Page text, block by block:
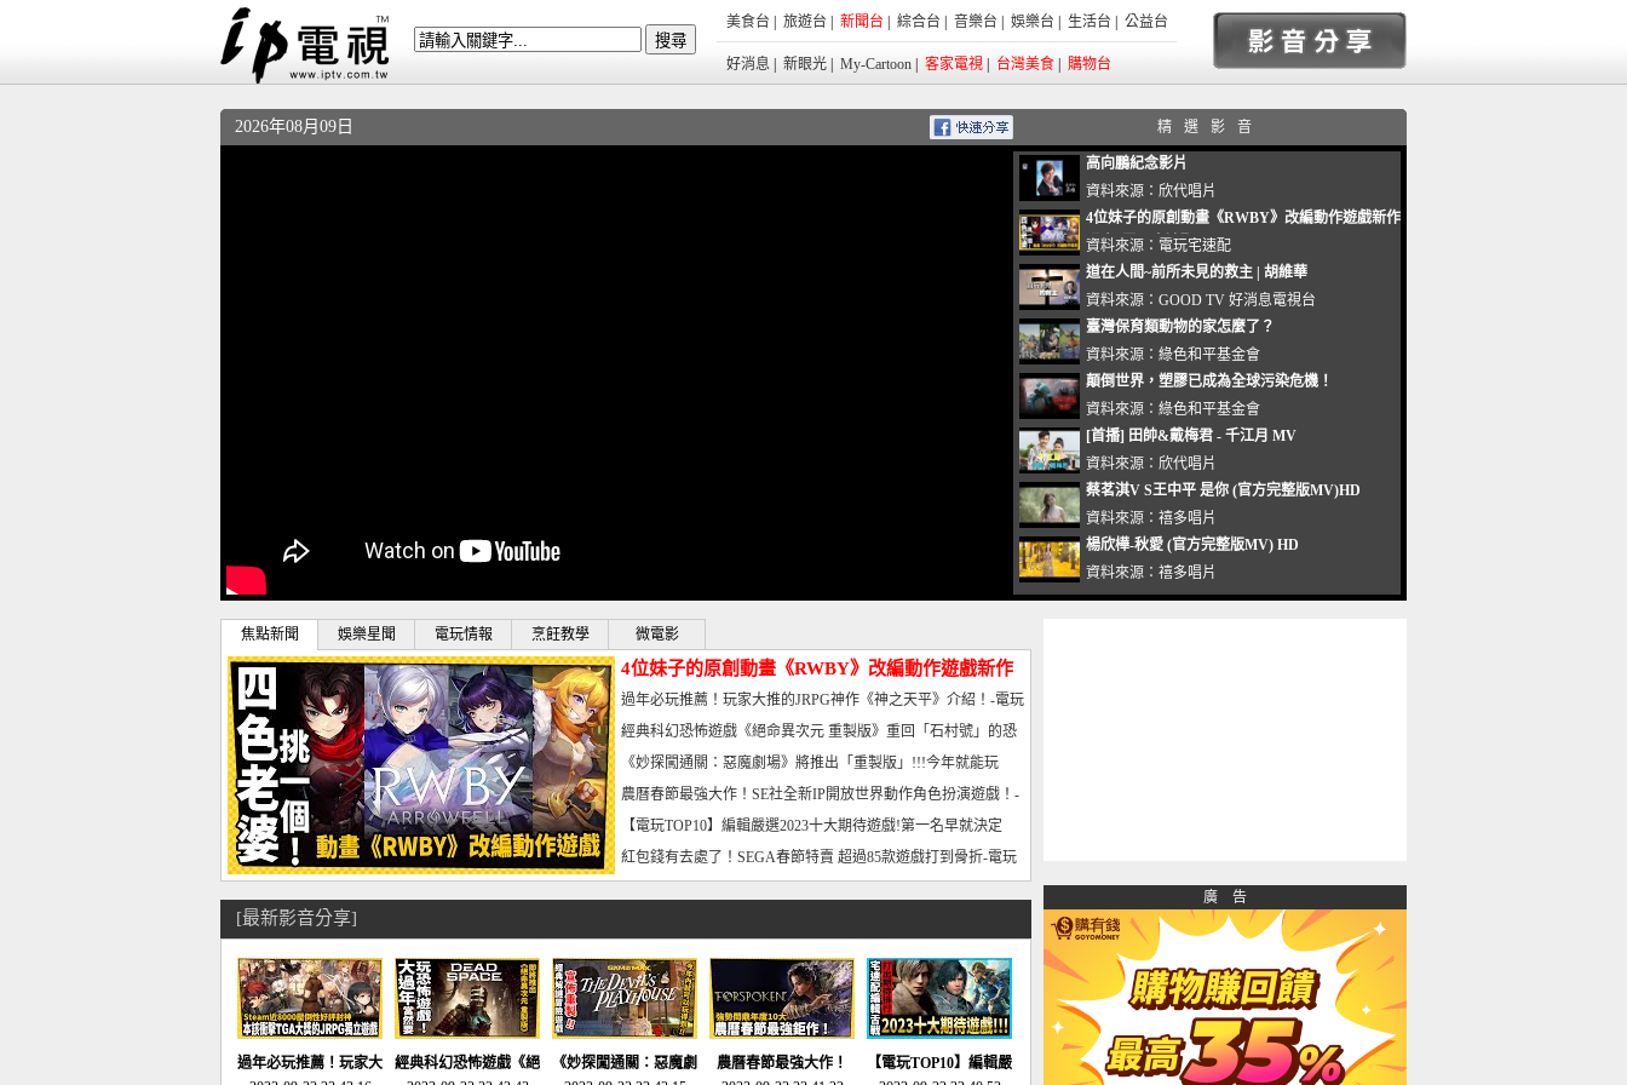
美食台 旅遊台 新聞台 綜合台 音樂台 娛樂台 生活台 公益台
好消息 新眼光 My-Cartoon 客家電視 台灣美食 購物台
2026年08月09日 精選影音
高向鵬紀念影片
資料來源： 欣代唱片
4位妹子的原創動畫《RWBY》改編動作遊戲新作
曝光_電玩宅速配20221102
資料來源： 電玩宅速配
道在人間~前所未見的救主 | 胡維華
資料來源： GOOD TV 好消息電視台
臺灣保育類動物的家怎麼了？
資料來源： 綠色和平基金會
顛倒世界，塑膠已成為全球污染危機！
資料來源： 綠色和平基金會
[首播] 田帥&戴梅君 - 千江月 MV
資料來源： 欣代唱片
蔡茗淇V S王中平 是你 (官方完整版MV)HD
資料來源： 禧多唱片
楊欣樺-秋愛 (官方完整版MV) HD
資料來源： 禧多唱片
焦點新聞 娛樂星聞 電玩情報 烹飪教學 微電影
4位妹子的原創動畫《RWBY》改編動作遊戲新作
曝光_電玩宅速配20221102
過年必玩推薦！玩家大推的JRPG神作《神之天平》介紹！-電玩
宅速配20230126
經典科幻恐怖遊戲《絕命異次元 重製版》重回「石村號」的恐
懼體驗-電玩宅速配20230125
《妙探闖通關：惡魔劇場》將推出「重製版」!!!今年就能玩
到!!-電玩宅速配20230124
農曆春節最強大作！SE社全新IP開放世界動作角色扮演遊戲！-
電玩宅速配20230123
【電玩TOP10】編輯嚴選2023十大期待遊戲!第一名早就決定
了，封面圖直接雷你!-電玩宅速配20230120
紅包錢有去處了！SEGA春節特賣 超過85款遊戲打到骨折-電玩
宅速配20230119
[最新影音分享]
過年必玩推薦！玩家大
經典科幻恐怖遊戲《絕
《妙探闖通關：惡魔劇
農曆春節最強大作！
【電玩TOP10】編輯嚴
廣 告